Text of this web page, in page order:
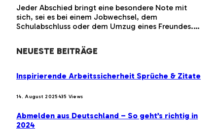
Jeder Abschied bringt eine besondere Note mit
sich, sei es bei einem Jobwechsel, dem
Schulabschluss oder dem Umzug eines Freundes.…
NEUESTE BEITRÄGE
Inspirierende Arbeitssicherheit Sprüche & Zitate
14. August 2025435 Views
Abmelden aus Deutschland – So geht’s richtig in
2024